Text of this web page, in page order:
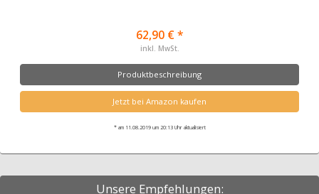
62,90 € *
inkl. MwSt.
Produktbeschreibung
Jetzt bei Amazon kaufen
* am 11.08.2019 um 20:13 Uhr aktualisiert
Unsere Empfehlungen: